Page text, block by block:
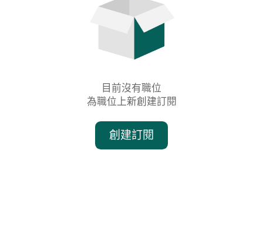
目前沒有職位
為職位上新創建訂閱
創建訂閱